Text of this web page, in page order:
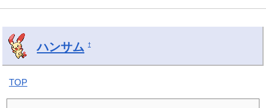
ハンサム †
TOP